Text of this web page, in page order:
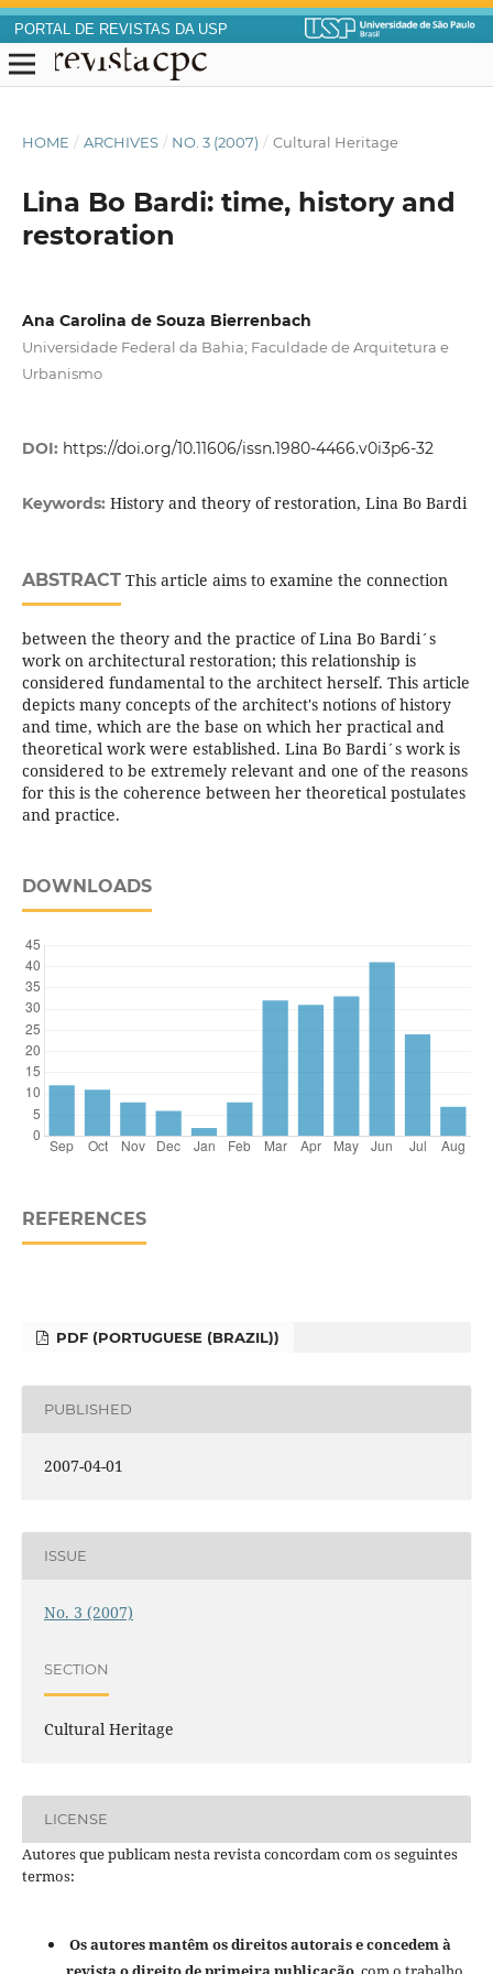
PORTAL DE REVISTAS DA USP
HOME / ARCHIVES / NO. 3 (2007) / Cultural Heritage
Lina Bo Bardi: time, history and
restoration
Ana Carolina de Souza Bierrenbach
Universidade Federal da Bahia; Faculdade de Arquitetura e
Urbanismo
DOI: https://doi.org/10.11606/issn.1980-4466.v0i3p6-32
Keywords: History and theory of restoration, Lina Bo Bardi
ABSTRACTThis article aims to examine the connection
between the theory and the practice of Lina Bo Bardi´s
work on architectural restoration; this relationship is
considered fundamental to the architect herself. This article
depicts many concepts of the architect's notions of history
and time, which are the base on which her practical and
theoretical work were established. Lina Bo Bardi´s work is
considered to be extremely relevant and one of the reasons
for this is the coherence between her theoretical postulates
and practice.
DOWNLOADS
REFERENCES
PDF (PORTUGUESE (BRAZIL))
PUBLISHED
2007-04-01
ISSUE
No. 3 (2007)
SECTION
Cultural Heritage
LICENSE
Autores que publicam nesta revista concordam com os seguintes
termos:
Os autores mantêm os direitos autorais e concedem à